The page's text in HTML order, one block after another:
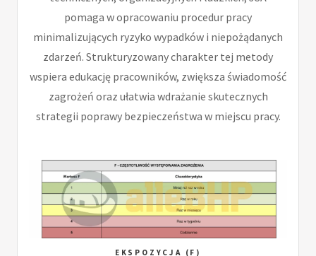
pomaga w opracowaniu procedur pracy
minimalizujących ryzyko wypadków i niepożądanych
zdarzeń. Strukturyzowany charakter tej metody
wspiera edukację pracowników, zwiększa świadomość
zagrożeń oraz ułatwia wdrażanie skutecznych
strategii poprawy bezpieczeństwa w miejscu pracy.
EKSPOZYCJA (F)